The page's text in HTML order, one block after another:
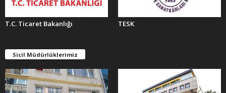
T.C. Ticaret Bakanlığı TESK
Sicil Müdürlüklerimiz